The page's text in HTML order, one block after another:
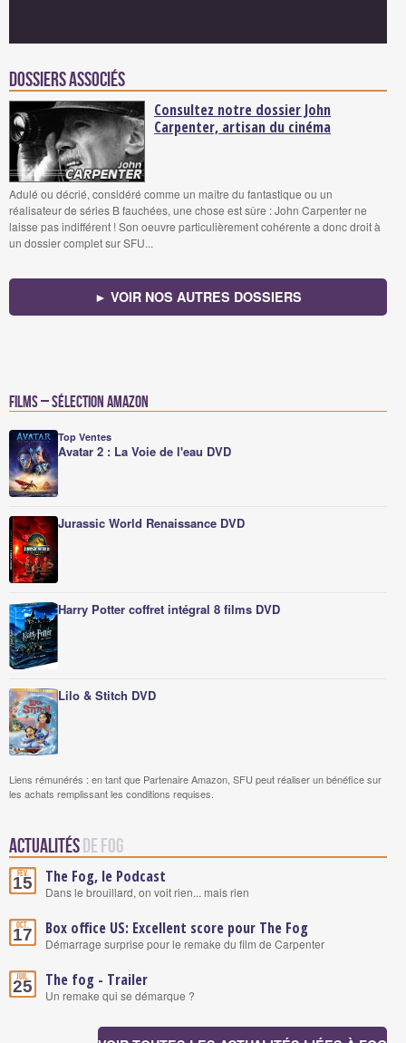
Dossiers associés
Consultez notre dossier John
Carpenter, artisan du cinéma
Adulé ou décrié, considéré comme un maître du fantastique ou un
réalisateur de séries B fauchées, une chose est sûre : John Carpenter ne
laisse pas indifférent ! Son oeuvre particulièrement cohérente a donc droit à
un dossier complet sur SFU...
► VOIR NOS AUTRES DOSSIERS
Films – Sélection Amazon
Top Ventes
Avatar 2 : La Voie de l'eau DVD
Jurassic World Renaissance DVD
Harry Potter coffret intégral 8 films DVD
Lilo & Stitch DVD
Liens rémunérés : en tant que Partenaire Amazon, SFU peut réaliser un bénéfice sur
les achats remplissant les conditions requises.
Actualitésde Fog
Fév.
15 The Fog, le Podcast
Dans le brouillard, on voit rien... mais rien
Oct.
17 Box office US: Excellent score pour The Fog
Démarrage surprise pour le remake du film de Carpenter
Juil.
25 The fog - Trailer
Un remake qui se démarque ?